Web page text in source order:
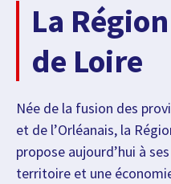
La
de Loire
Née de la fusion des
et de l’Orléanais, la
propose aujourd’hui à
territoire et une